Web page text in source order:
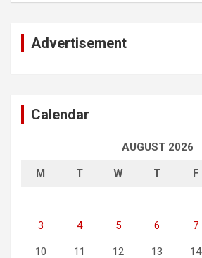
Advertisement
Calendar
AUGUST 2026
M T W T F
3 4 5 6 7
10 11 12 13 14